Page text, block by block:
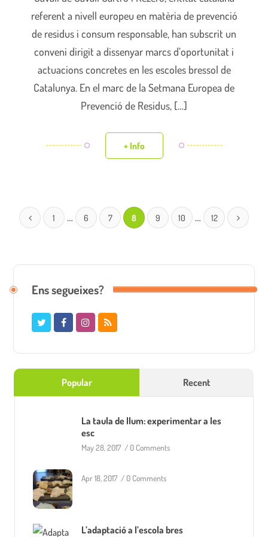
referent a nivell europeu en matèria de prevenció
de residus i consum responsable, han subscrit un
conveni dirigit a dissenyar marcs d’oportunitat i
actuacions concretes en les escoles bressol de
Catalunya. En el marc de la Setmana Europea de
Prevenció de Residus, […]
+ Info
1 … 6 7 8 9 10 … 12
Ens segueixes?
Popular Recent
La taula de llum: experimentar a les
esc
May 28, 2017 /0 Comments
Apr 18, 2017 /0 Comments
L’adaptació a l’escola bres